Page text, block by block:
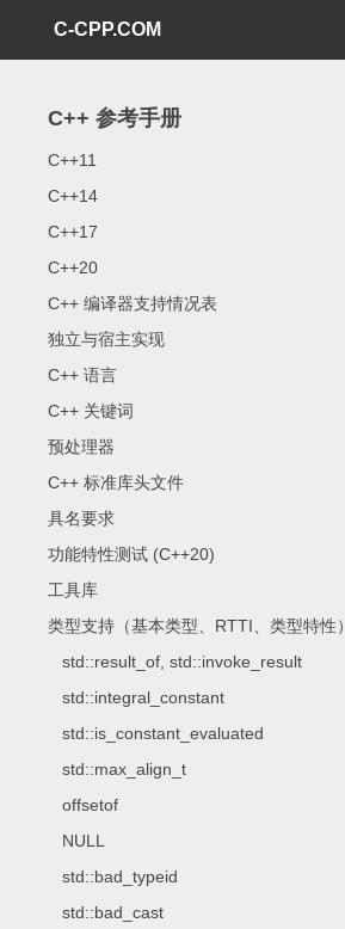
C-CPP.COM
C++ 参考手册
C++11
C++14
C++17
C++20
C++ 编译器支持情况表
独立与宿主实现
C++ 语言
C++ 关键词
预处理器
C++ 标准库头文件
具名要求
功能特性测试 (C++20)
工具库
类型支持（基本类型、RTTI、类型特性）
std::result_of, std::invoke_result
std::integral_constant
std::is_constant_evaluated
std::max_align_t
offsetof
NULL
std::bad_typeid
std::bad_cast